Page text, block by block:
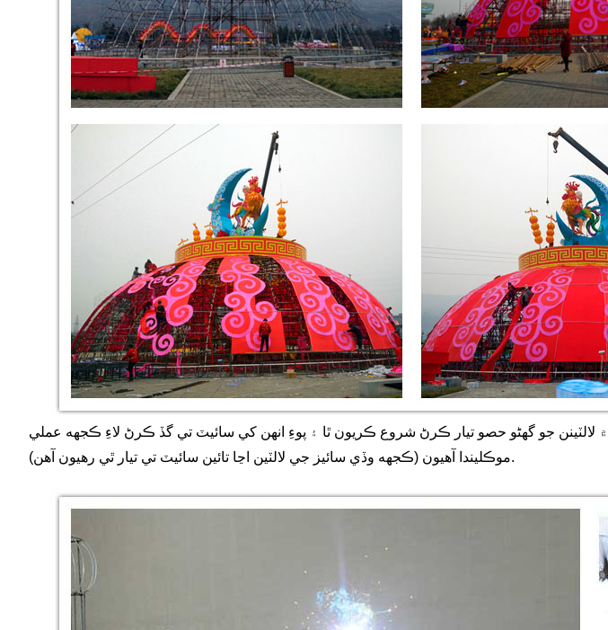
جو گهڻو حصو تيار ڪرڻ شروع ڪريون ٿا ۽ پوءِ انهن کي سائيٽ تي گڏ ڪرڻ لاءِ ڪجهه عملي
موڪليندا آهيون (ڪجهه وڏي سائيز جي لالٽين اڃا تائين سائيٽ تي تيار ٿي رهيون آهن).